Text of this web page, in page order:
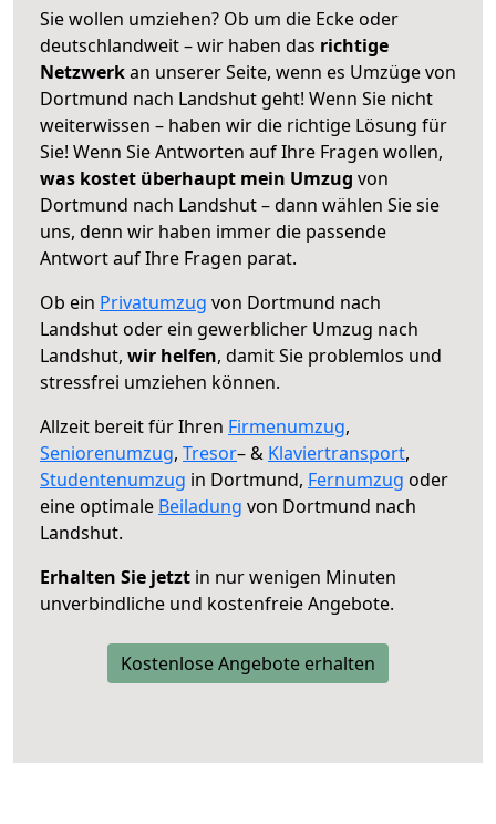
Sie wollen umziehen? Ob um die Ecke oder
deutschlandweit – wir haben das richtige
Netzwerkan unserer Seite, wenn es Umzüge von
Dortmund nach Landshut geht! Wenn Sie nicht
weiterwissen – haben wir die richtige Lösung für
Sie! Wenn Sie Antworten auf Ihre Fragen wollen,
was kostet überhaupt mein Umzug von
Dortmund nach Landshut – dann wählen Sie sie
uns, denn wir haben immer die passende
Antwort auf Ihre Fragen parat.
Ob ein Privatumzug von Dortmund nach
Landshut oder ein gewerblicher Umzug nach
Landshut, wir helfen, damit Sie problemlos und
stressfrei umziehen können.
Allzeit bereit für Ihren Firmenumzug,
Seniorenumzug, Tresor– & Klaviertransport,
Studentenumzug in Dortmund, Fernumzug oder
eine optimale Beiladung von Dortmund nach
Landshut.
Erhalten Sie jetzt in nur wenigen Minuten
unverbindliche und kostenfreie Angebote.
Kostenlose Angebote erhalten